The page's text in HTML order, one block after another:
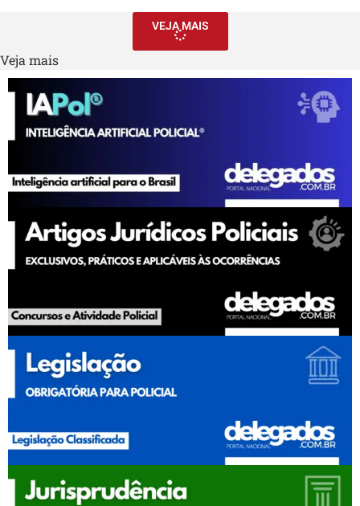
VEJA MAIS
Veja mais